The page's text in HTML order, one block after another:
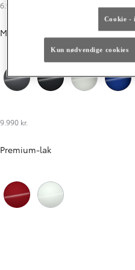
6.990 kr.
Metallak
9.990 kr.
Premium-lak
Cookie -
Kun nødvendige cookies